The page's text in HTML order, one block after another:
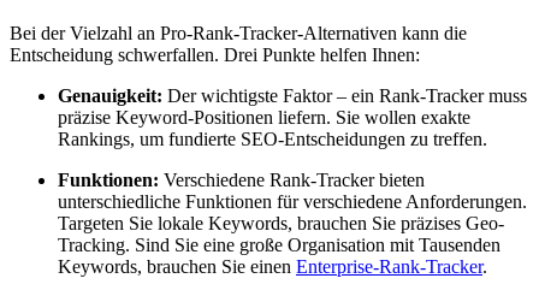
Bei der Vielzahl an Pro-Rank-Tracker-Alternativen kann die
Entscheidung schwerfallen. Drei Punkte helfen Ihnen:
Genauigkeit: Der wichtigste Faktor – ein Rank-Tracker muss
präzise Keyword-Positionen liefern. Sie wollen exakte
Rankings, um fundierte SEO-Entscheidungen zu treffen.
Funktionen: Verschiedene Rank-Tracker bieten
unterschiedliche Funktionen für verschiedene Anforderungen.
Targeten Sie lokale Keywords, brauchen Sie präzises Geo-
Tracking. Sind Sie eine große Organisation mit Tausenden
Keywords, brauchen Sie einen Enterprise-Rank-Tracker.